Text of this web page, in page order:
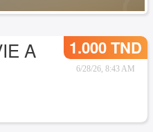
A
1.000 TND
6/28/26, 8:43 AM